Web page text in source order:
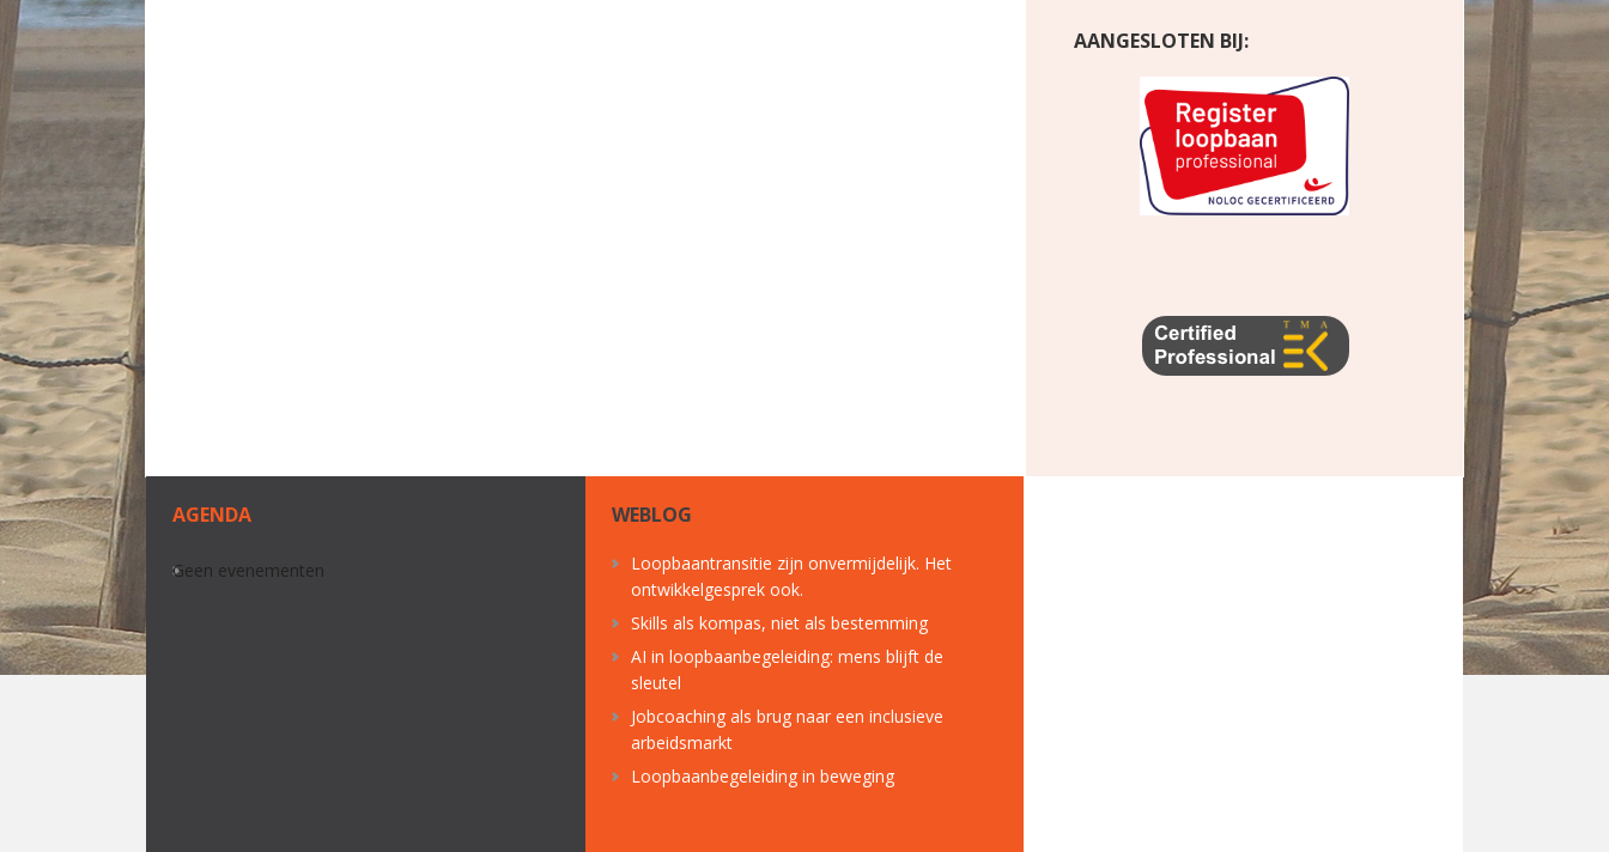
AANGESLOTEN BIJ:
AGENDA
Geen evenementen
WEBLOG
Loopbaantransitie zijn onvermijdelijk. Het
ontwikkelgesprek ook.
Skills als kompas, niet als bestemming
AI in loopbaanbegeleiding: mens blijft de
sleutel
Jobcoaching als brug naar een inclusieve
arbeidsmarkt
Loopbaanbegeleiding in beweging